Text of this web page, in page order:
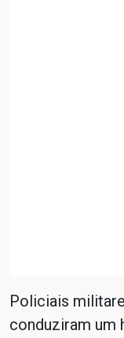
Policiais
conduziram um